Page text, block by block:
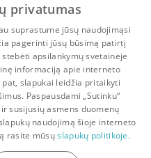
Valdas Sasnauskas
1 1
Pranešimai Paskyra
privatumas
suprastume jūsų naudojimąsi
pagerinti jūsų būsimą patirtį
apsilankymų svetainėje
informaciją apie interneto
slapukai leidžia pritaikyti
Paspausdami „Sutinku“
susijusių asmens duomenų
naudojimą šioje interneto
rasite mūsųslapukų politikoje.